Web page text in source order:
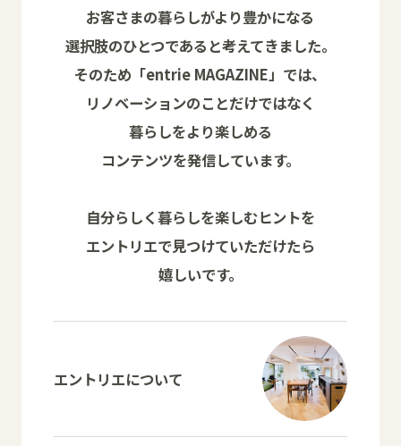
お客さまの暮らしがより豊かになる
選択肢のひとつであると考えてきました。
そのため「entrie MAGAZINE」では、
リノベーションのことだけではなく
暮らしをより楽しめる
コンテンツを発信しています。
自分らしく暮らしを楽しむヒントを
エントリエで見つけていただけたら
嬉しいです。
エントリエについて